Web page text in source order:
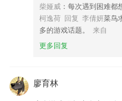
6.加一加，20以内的加法计算；
pg娱乐电子游戏更新了
修复横屏滑动坐标问题；
增加信息安全认证
柴娅威 ：每次遇到困难都
柯逸荷 回复 李倩妍菜鸟
多的游戏话题。
来自
更多回复
廖育林